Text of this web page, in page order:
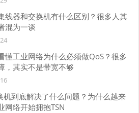
线器和交换机有什么区别？很多人其
混为一谈
懂工业网络为什么必须做QoS？很多
，其实不是带宽不够
机到底解决了什么问题？为什么越来
网络开始拥抱TSN